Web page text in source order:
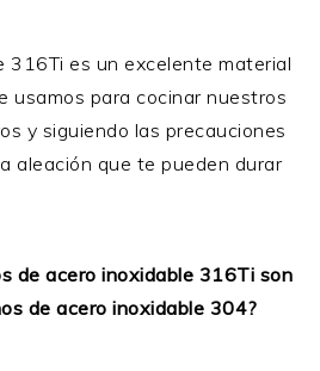
316Ti es un excelente material
usamos para cocinar nuestros
y siguiendo las precauciones
aleación que te pueden durar
de acero inoxidable 316Ti son
de acero inoxidable 304?